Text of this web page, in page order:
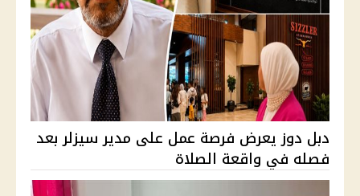
دبل دوز يعرض فرصة عمل على مدير سيزلر بعد
فصله في واقعة الصلاة